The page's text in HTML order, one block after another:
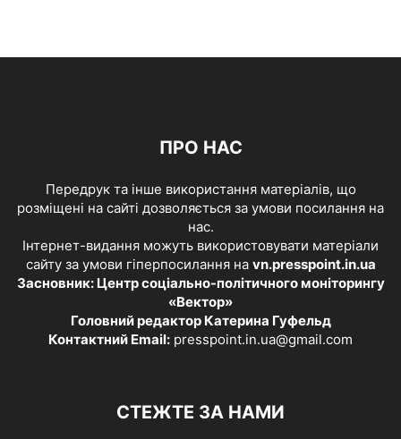
ПРО НАС
Передрук та інше використання матеріалів, що
розміщені на сайті дозволяється за умови посилання на
нас.
Інтернет-видання можуть використовувати матеріали
сайту за умови гіперпосилання на vn.presspoint.in.ua
Засновник: Центр соціально-політичного моніторингу
«Вектор»
Головний редактор Катерина Гуфельд
Контактний Email: presspoint.in.ua@gmail.com
СТЕЖТЕ ЗА НАМИ